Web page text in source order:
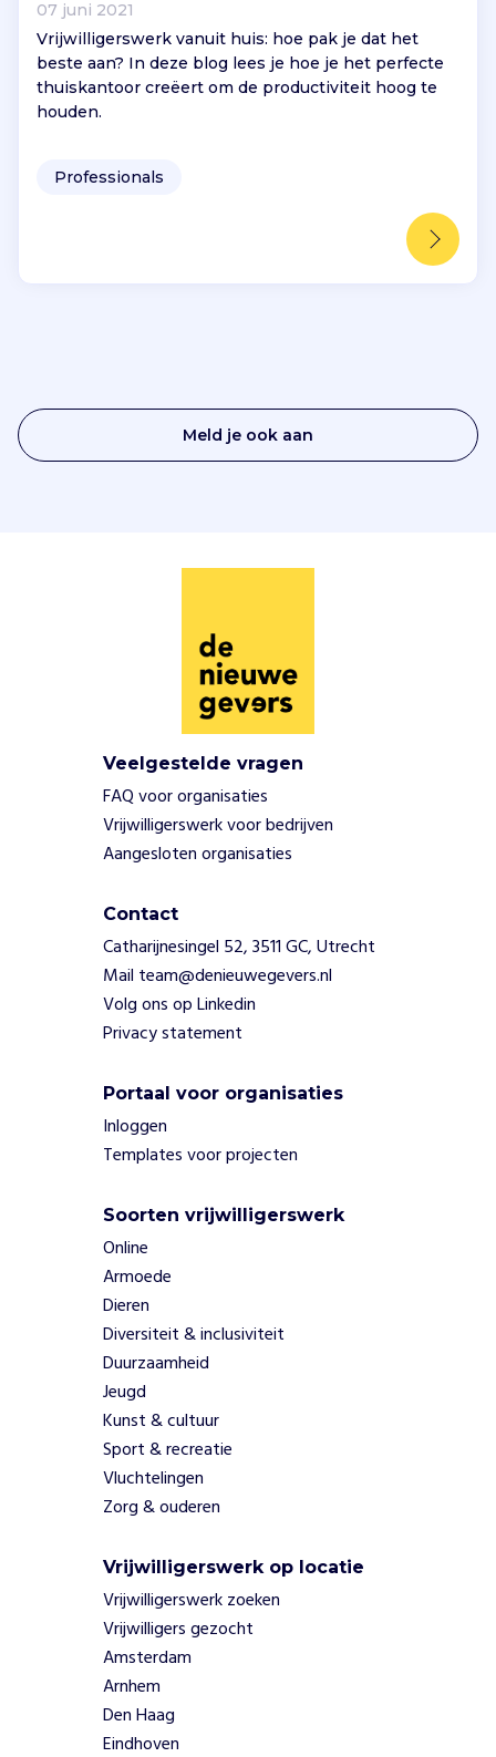
07 juni 2021
Vrijwilligerswerk vanuit huis: hoe pak je dat het
beste aan? In deze blog lees je hoe je het perfecte
thuiskantoor creëert om de productiviteit hoog te
houden.
Professionals
Meld je ook aan
Veelgestelde vragen
FAQ voor organisaties
Vrijwilligerswerk voor bedrijven
Aangesloten organisaties
Contact
Catharijnesingel 52, 3511 GC, Utrecht
Mail team@denieuwegevers.nl
Volg ons op Linkedin
Privacy statement
Portaal voor organisaties
Inloggen
Templates voor projecten
Soorten vrijwilligerswerk
Online
Armoede
Dieren
Diversiteit & inclusiviteit
Duurzaamheid
Jeugd
Kunst & cultuur
Sport & recreatie
Vluchtelingen
Zorg & ouderen
Vrijwilligerswerk op locatie
Vrijwilligerswerk zoeken
Vrijwilligers gezocht
Amsterdam
Arnhem
Den Haag
Eindhoven